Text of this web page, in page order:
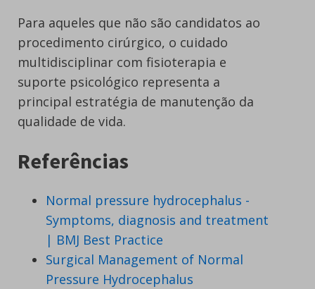
Para aqueles que não são candidatos ao
procedimento cirúrgico, o cuidado
multidisciplinar com fisioterapia e
suporte psicológico representa a
principal estratégia de manutenção da
qualidade de vida.
Referências
Normal pressure hydrocephalus -
Symptoms, diagnosis and treatment
| BMJ Best Practice
Surgical Management of Normal
Pressure Hydrocephalus